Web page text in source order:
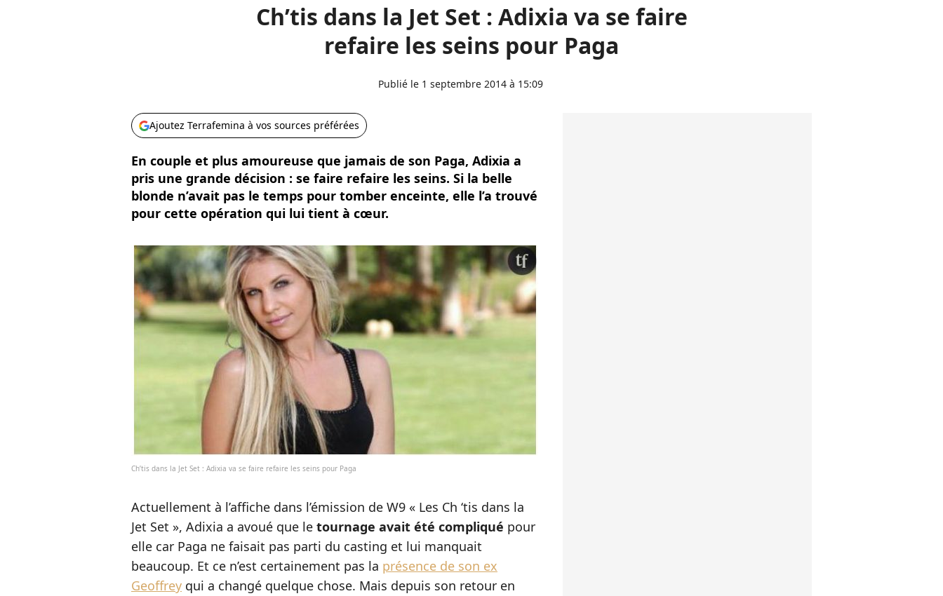
Ch’tis dans la Jet Set : Adixia va se faire
refaire les seins pour Paga
Publié le 1 septembre 2014 à 15:09
Ajoutez Terrafemina à vos sources préférées
En couple et plus amoureuse que jamais de son Paga, Adixia a
pris une grande décision : se faire refaire les seins. Si la belle
blonde n’avait pas le temps pour tomber enceinte, elle l’a trouvé
pour cette opération qui lui tient à cœur.
Ch’tis dans la Jet Set : Adixia va se faire refaire les seins pour Paga
Actuellement à l’affiche dans l’émission de W9 « Les Ch ‘tis dans la
Jet Set », Adixia a avoué que le tournage avait été compliqué pour
elle car Paga ne faisait pas parti du casting et lui manquait
beaucoup. Et ce n’est certainement pas la présence de son ex
Geoffrey qui a changé quelque chose. Mais depuis son retour en